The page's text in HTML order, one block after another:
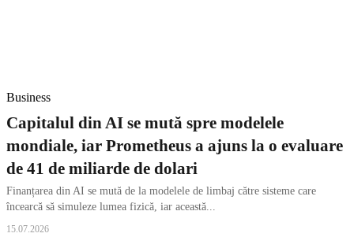
Business
Capitalul din AI se mută spre modelele
mondiale, iar Prometheus a ajuns la o evaluare
de 41 de miliarde de dolari
Finanțarea din AI se mută de la modelele de limbaj către sisteme care
încearcă să simuleze lumea fizică, iar această...
15.07.2026